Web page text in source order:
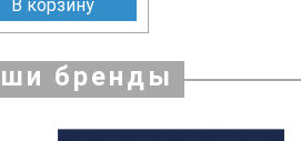
В корзину
бренды